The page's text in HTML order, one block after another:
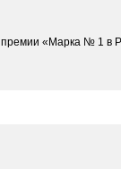
«Марка № 1 в